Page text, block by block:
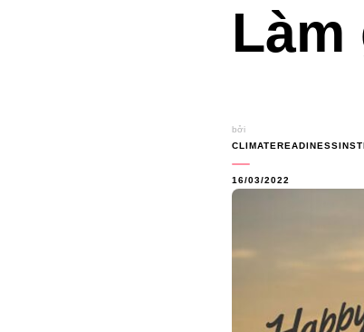
bởi
16/03/2022